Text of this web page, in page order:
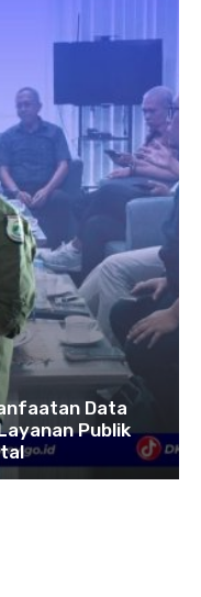
Data
Publik